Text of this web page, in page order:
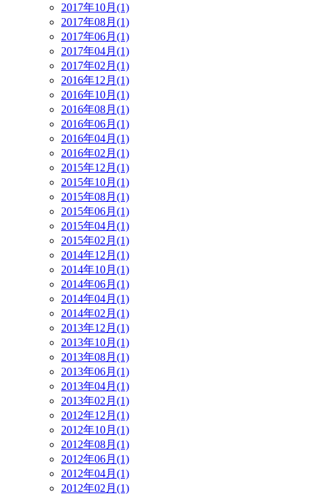
2017年10月(1)
2017年08月(1)
2017年06月(1)
2017年04月(1)
2017年02月(1)
2016年12月(1)
2016年10月(1)
2016年08月(1)
2016年06月(1)
2016年04月(1)
2016年02月(1)
2015年12月(1)
2015年10月(1)
2015年08月(1)
2015年06月(1)
2015年04月(1)
2015年02月(1)
2014年12月(1)
2014年10月(1)
2014年06月(1)
2014年04月(1)
2014年02月(1)
2013年12月(1)
2013年10月(1)
2013年08月(1)
2013年06月(1)
2013年04月(1)
2013年02月(1)
2012年12月(1)
2012年10月(1)
2012年08月(1)
2012年06月(1)
2012年04月(1)
2012年02月(1)